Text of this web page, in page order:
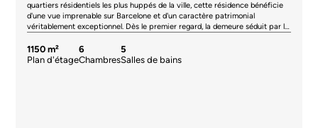
quartiers résidentiels les plus huppés de la ville, cette résidence bénéficie
d'une vue imprenable sur Barcelone et d'un caractère patrimonial
véritablement exceptionnel. Dès le premier regard, la demeure séduit par la
hall d'entrée vous accueille par un spectaculaire escalier en marbre,
agrémenté de délicats vitraux artisanaux, de luminaires décoratifs et de
1150 m²
Plan d'étage
6
Chambres
5
Salles de bains